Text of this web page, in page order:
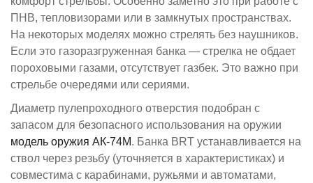
ПНВ, тепловизорами или в замкнутых пространствах.
На некоторых моделях можно стрелять без наушников.
Если это газоразгруженная банка — стрелка не обдает
пороховыми газами, отсутствует газбек. Это важно при
стрельбе очередями или сериями.
Диаметр пулепроходного отверстия подобран с
запасом для безопасного использования на оружии
модель оружия ​АК-74М​​. Банкa BRT устанавливается на
ствол через резьбу (уточняется в характеристиках) и
совместима с карабинами, ружьями и автоматами,